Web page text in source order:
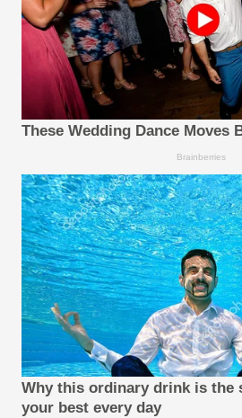
These Wedding Dance Moves
Brainberries
Why this ordinary drink is the
your best every day